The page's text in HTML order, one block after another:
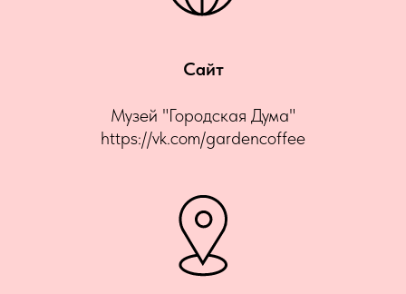
Сайт
Музей "Городская Дума"
https://vk.com/gardencoffee